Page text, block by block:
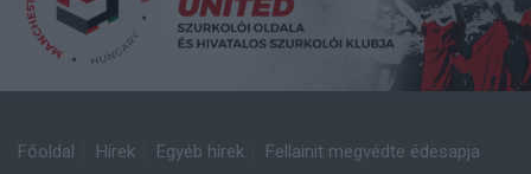
Főoldal Hírek Egyéb hírek Fellainit megvédte édesapja